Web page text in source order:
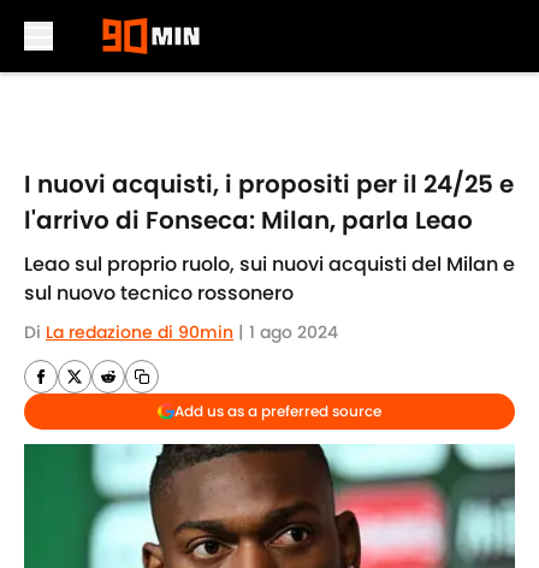
I nuovi acquisti, i propositi per il 24/25 e
l'arrivo di Fonseca: Milan, parla Leao
Leao sul proprio ruolo, sui nuovi acquisti del Milan e
sul nuovo tecnico rossonero
Di La redazione di 90min | 1 ago 2024
Add us as a preferred source